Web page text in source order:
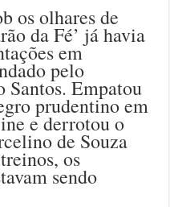
os olhares de
da Fé’ já havia
em
pelo
Santos. Empatou
prudentino em
e derrotou o
de Souza
os
sendo